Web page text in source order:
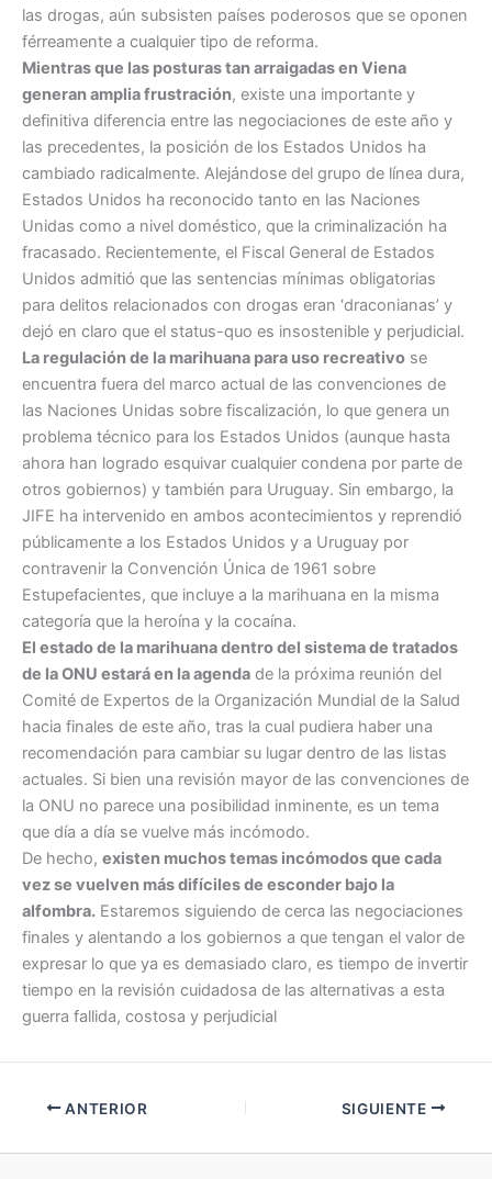
las drogas, aún subsisten países poderosos que se oponen
férreamente a cualquier tipo de reforma.
Mientras que las posturas tan arraigadas en Viena
generan amplia frustración, existe una importante y
definitiva diferencia entre las negociaciones de este año y
las precedentes, la posición de los Estados Unidos ha
cambiado radicalmente. Alejándose del grupo de línea dura,
Estados Unidos ha reconocido tanto en las Naciones
Unidas como a nivel doméstico, que la criminalización ha
fracasado. Recientemente, el Fiscal General de Estados
Unidos admitió que las sentencias mínimas obligatorias
para delitos relacionados con drogas eran ‘draconianas’ y
dejó en claro que el status-quo es insostenible y perjudicial.
La regulación de la marihuana para uso recreativo se
encuentra fuera del marco actual de las convenciones de
las Naciones Unidas sobre fiscalización, lo que genera un
problema técnico para los Estados Unidos (aunque hasta
ahora han logrado esquivar cualquier condena por parte de
otros gobiernos) y también para Uruguay. Sin embargo, la
JIFE ha intervenido en ambos acontecimientos y reprendió
públicamente a los Estados Unidos y a Uruguay por
contravenir la Convención Única de 1961 sobre
Estupefacientes, que incluye a la marihuana en la misma
categoría que la heroína y la cocaína.
El estado de la marihuana dentro del sistema de tratados
de la ONU estará en la agenda de la próxima reunión del
Comité de Expertos de la Organización Mundial de la Salud
hacia finales de este año, tras la cual pudiera haber una
recomendación para cambiar su lugar dentro de las listas
actuales. Si bien una revisión mayor de las convenciones de
la ONU no parece una posibilidad inminente, es un tema
que día a día se vuelve más incómodo.
De hecho, existen muchos temas incómodos que cada
vez se vuelven más difíciles de esconder bajo la
alfombra. Estaremos siguiendo de cerca las negociaciones
finales y alentando a los gobiernos a que tengan el valor de
expresar lo que ya es demasiado claro, es tiempo de invertir
tiempo en la revisión cuidadosa de las alternativas a esta
guerra fallida, costosa y perjudicial
ANTERIOR SIGUIENTE